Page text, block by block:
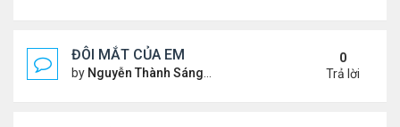
ĐÔI MẮT CỦA EM
by Nguyễn Thành Sáng Thứ 3 Tháng 7 30, 2024 9:08
0
Trả lời